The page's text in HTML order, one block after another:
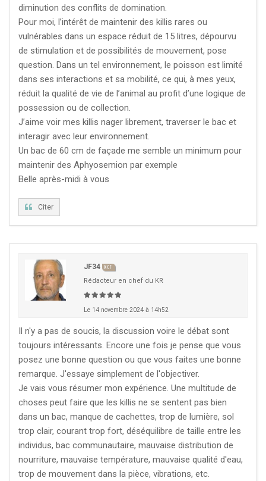
diminution des conflits de domination.
Pour moi, l’intérêt de maintenir des killis rares ou
vulnérables dans un espace réduit de 15 litres, dépourvu
de stimulation et de possibilités de mouvement, pose
question. Dans un tel environnement, le poisson est limité
dans ses interactions et sa mobilité, ce qui, à mes yeux,
réduit la qualité de vie de l’animal au profit d’une logique de
possession ou de collection.
J’aime voir mes killis nager librement, traverser le bac et
interagir avec leur environnement.
Un bac de 60 cm de façade me semble un minimum pour
maintenir des Aphyosemion par exemple
Belle après-midi à vous
Citer
JF34 KCF
Rédacteur en chef du KR
Le 14 novembre 2024 à 14h52
Il n'y a pas de soucis, la discussion voire le débat sont
toujours intéressants. Encore une fois je pense que vous
posez une bonne question ou que vous faites une bonne
remarque. J'essaye simplement de l'objectiver.
Je vais vous résumer mon expérience. Une multitude de
choses peut faire que les killis ne se sentent pas bien
dans un bac, manque de cachettes, trop de lumière, sol
trop clair, courant trop fort, déséquilibre de taille entre les
individus, bac communautaire, mauvaise distribution de
nourriture, mauvaise température, mauvaise qualité d'eau,
trop de mouvement dans la pièce, vibrations, etc.